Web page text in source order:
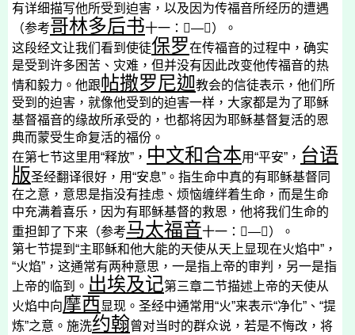
有详细描写他所受到迫害，以及因为传福音所经历的遭遇
（参考哥林多后书十一： —）。
这段经文让我们看到使徒保罗在传福音的过程中，确实
是受到许多困苦、灾难，但并没有因此改变他传福音的热
情和毅力。他跟帖撒罗尼迦教会的信徒表示，他们所
受到的迫害，就像他受到的迫害一样，大家都是为了耶稣
基督福音的缘故所承受的，也都将因为耶稣基督复活的恩
典而蒙受生命复活的福份。
在第七节这里用“释放”， 中文和合本用“平安”， 台语
版圣经翻译很好，用“安息”。指生命中真的有耶稣基督同
在之意，意思是指没有挂虑、烦恼缠绊着生命，而是生命
中充满着喜乐，因为有耶稣基督的救恩，他将我们生命的
重担卸了下来（参考马太福音十一： —）。
第七节提到“主耶稣和他大能的天使从天上显现在火焰中”，
“火焰”，这通常有两种意思，一是指上帝的审判，另一是指
上帝的临到。 出埃及记第三章二节描述上帝的天使从
火焰中向摩西显现。圣经中通常用“火”来表示“净化”、“提
炼”之意。施洗约翰曾对当时的群众说，若是不悔改，将